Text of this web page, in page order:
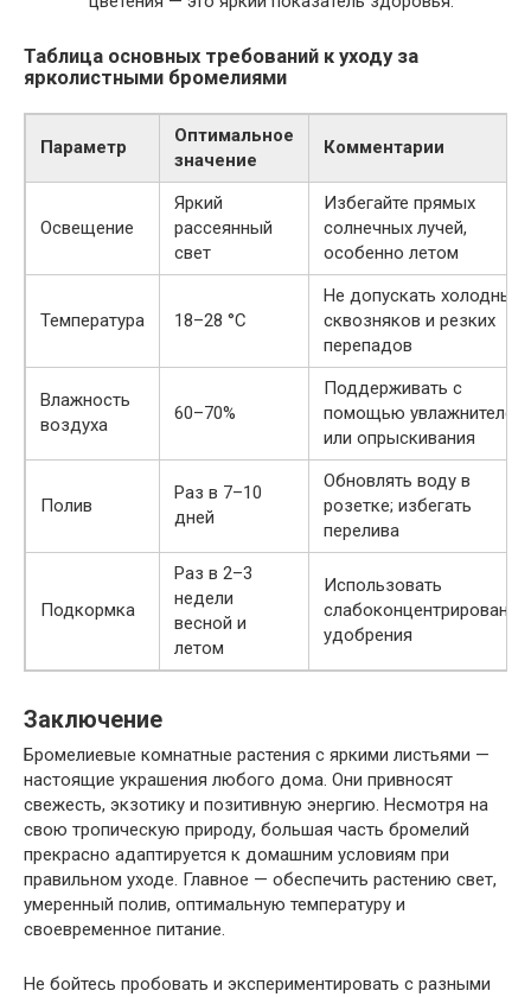
Таблица основных требований к уходу за
ярколистными бромелиями
Параметр
Оптимальное
значение
Комментарии
Освещение
Яркий
рассеянный
свет
Избегайте прямых
солнечных лучей,
особенно летом
Температура 18–28 °C
Не допускать холодных
сквозняков и резких
перепадов
Влажность
воздуха
60–70%
Поддерживать с
помощью увлажнителей
или опрыскивания
Полив
Раз в 7–10
дней
Обновлять воду в
розетке; избегать
перелива
Подкормка
Раз в 2–3
недели
весной и
летом
Использовать
удобрения
Заключение
Бромелиевые комнатные растения с яркими листьями —
настоящие украшения любого дома. Они привносят
свежесть, экзотику и позитивную энергию. Несмотря на
свою тропическую природу, большая часть бромелий
прекрасно адаптируется к домашним условиям при
правильном уходе. Главное — обеспечить растению свет,
умеренный полив, оптимальную температуру и
своевременное питание.
Не бойтесь пробовать и экспериментировать с разными